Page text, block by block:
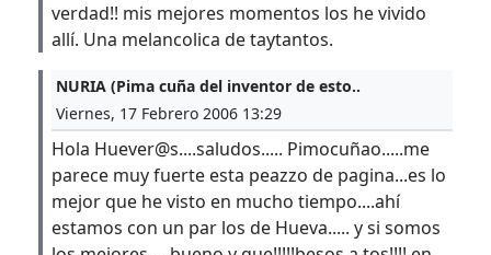
verdad!! mis mejores momentos los he vivido
allí. Una melancolica de taytantos.
NURIA (Pima cuña del inventor de esto..
Viernes, 17 Febrero 2006 13:29
Hola Huever@s....saludos..... Pimocuñao.....me
parece muy fuerte esta peazzo de pagina...es lo
mejor que he visto en mucho tiempo....ahí
estamos con un par los de Hueva..... y si somos